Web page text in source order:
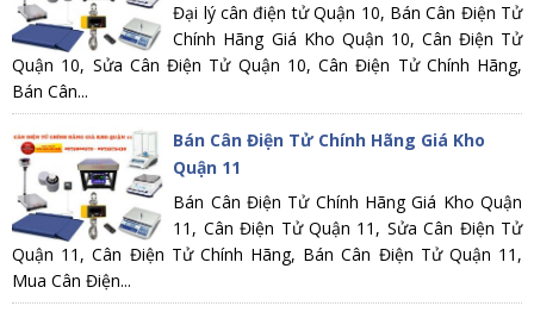
Đại lý cân điện tử Quận 10, Bán Cân Điện Tử
Chính Hãng Giá Kho Quận 10, Cân Điện Tử
Quận 10, Sửa Cân Điện Tử Quận 10, Cân Điện Tử Chính Hãng,
Bán Cân...
Bán Cân Điện Tử Chính Hãng Giá Kho
Quận 11
Bán Cân Điện Tử Chính Hãng Giá Kho Quận
11, Cân Điện Tử Quận 11, Sửa Cân Điện Tử
Quận 11, Cân Điện Tử Chính Hãng, Bán Cân Điện Tử Quận 11,
Mua Cân Điện...